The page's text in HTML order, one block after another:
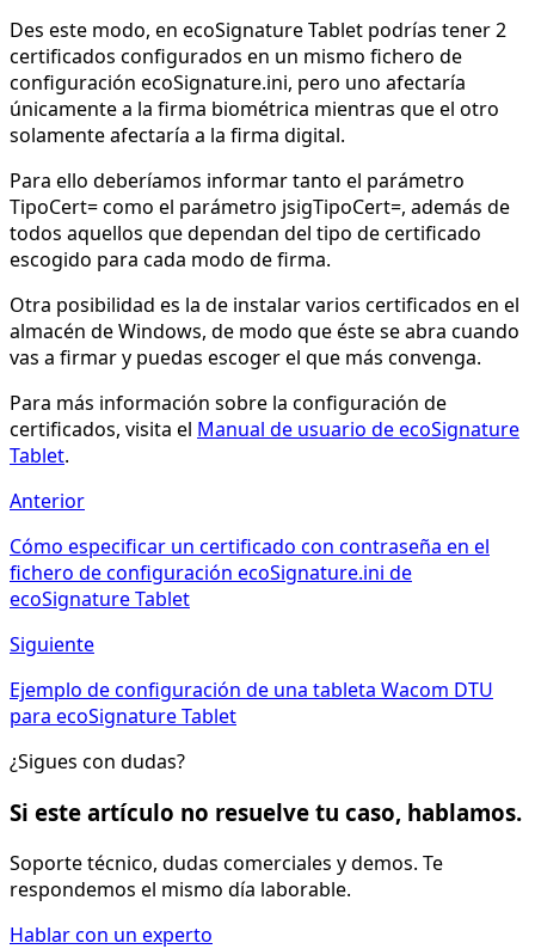
Des este modo, en ecoSignature Tablet podrías tener 2
certificados configurados en un mismo fichero de
configuración ecoSignature.ini, pero uno afectaría
únicamente a la firma biométrica mientras que el otro
solamente afectaría a la firma digital.
Para ello deberíamos informar tanto el parámetro
TipoCert= como el parámetro jsigTipoCert=, además de
todos aquellos que dependan del tipo de certificado
escogido para cada modo de firma.
Otra posibilidad es la de instalar varios certificados en el
almacén de Windows, de modo que éste se abra cuando
vas a firmar y puedas escoger el que más convenga.
Para más información sobre la configuración de
certificados, visita el Manual de usuario de ecoSignature
Tablet.
Anterior
Cómo especificar un certificado con contraseña en el
fichero de configuración ecoSignature.ini de
ecoSignature Tablet
Siguiente
Ejemplo de configuración de una tableta Wacom DTU
para ecoSignature Tablet
¿Sigues con dudas?
Si este artículo no resuelve tu caso, hablamos.
Soporte técnico, dudas comerciales y demos. Te
respondemos el mismo día laborable.
Hablar con un experto